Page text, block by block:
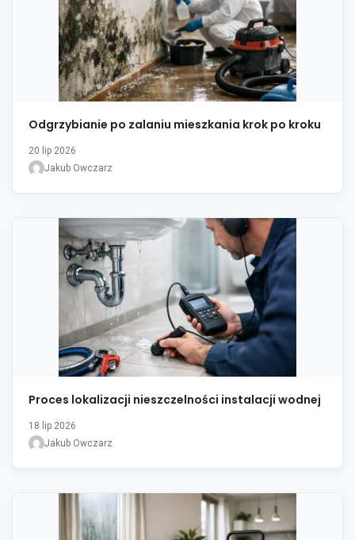
Odgrzybianie po zalaniu mieszkania krok po kroku
20 lip 2026
Jakub Owczarz
Proces lokalizacji nieszczelności instalacji wodnej
18 lip 2026
Jakub Owczarz